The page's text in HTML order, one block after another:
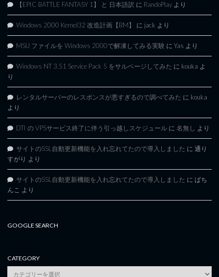
【EPIC BATTLE FANTASY 1】 と 日本語訳 に RandoPlay より
Windows 2000 Kernel32 改造計画【BM】 に jack より
MSU ファイルを Windows 2000で解凍してみる実験 に Yas より
Windows NT 3.51 Service Pack 5 をサルベージしてみた に kouka よ
り
レンタルサーバーのレスポンスが悪すぎるので調べてみた に kouka
より
DTI の VPSサービス終了に伴う引っ越しスケジュール に 名無し より
サイトのSSL自動更新機能を入れ忘れてたので導入しました に 通り
すがり より
サイトのSSL自動更新機能を入れ忘れてたので導入しました に ぱち
んこ より
GOOGLE SEARCH
CATEGORY
category